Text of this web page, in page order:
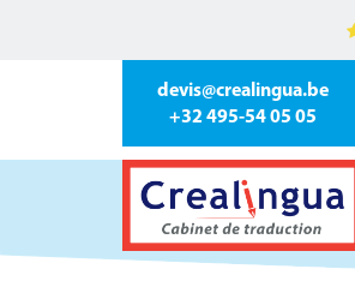
devis@crealingua.be
+32 495-54 05 05